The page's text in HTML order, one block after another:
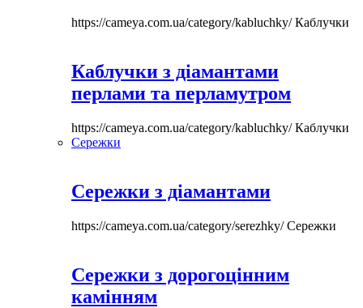
https://cameya.com.ua/category/kabluchky/Каблучки
Каблучки з діамантами
перлами та перламутром
https://cameya.com.ua/category/kabluchky/Каблучки
Сережки
Сережки з діамантами
https://cameya.com.ua/category/serezhky/Сережки
Сережки з дорогоцінним
камінням